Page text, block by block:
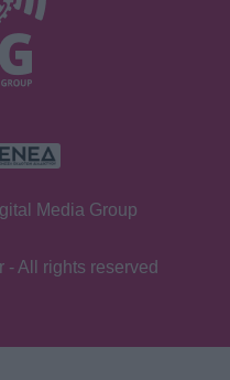
Media Group
All rights reserved